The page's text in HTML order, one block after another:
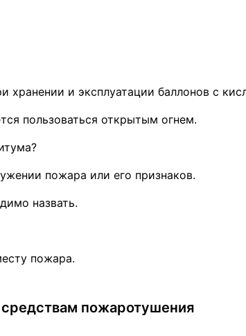
хранении и эксплуатации баллонов с
пользоваться открытым огнем.
пожара или его признаков.
назвать.
пожара.
пожаротушения